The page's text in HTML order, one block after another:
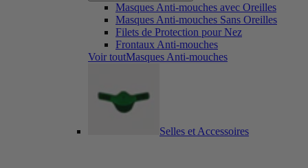
Masques Anti-mouches avec Oreilles
Masques Anti-mouches Sans Oreilles
Filets de Protection pour Nez
Frontaux Anti-mouches
Voir toutMasques Anti-mouches
Selles et Accessoires